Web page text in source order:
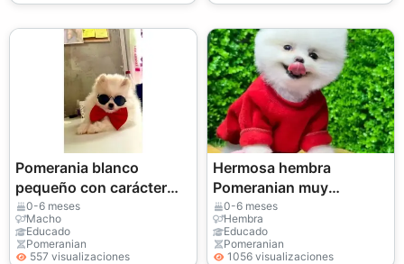
Pomerania blanco
pequeño con carácter
sociable y atento
0-6 meses
Macho
Educado
Pomeranian
557 visualizaciones
Hermosa hembra
Pomeranian muy
cariñosa y tranquila
0-6 meses
Hembra
Educado
Pomeranian
1056 visualizaciones